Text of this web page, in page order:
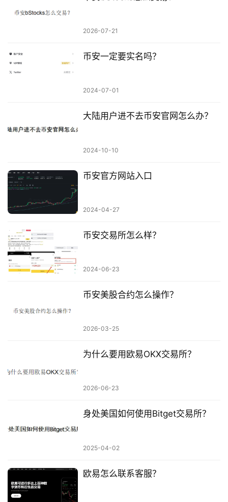
2026-07-21
币安一定要实名吗？
2024-07-01
大陆用户进不去币安官网怎么办？
2024-10-10
币安官方网站入口
2024-04-27
币安交易所怎么样？
2024-06-23
币安美股合约怎么操作？
2026-03-25
为什么要用欧易OKX交易所？
2026-06-23
身处美国如何使用Bitget交易所？
2025-04-02
欧易怎么联系客服？